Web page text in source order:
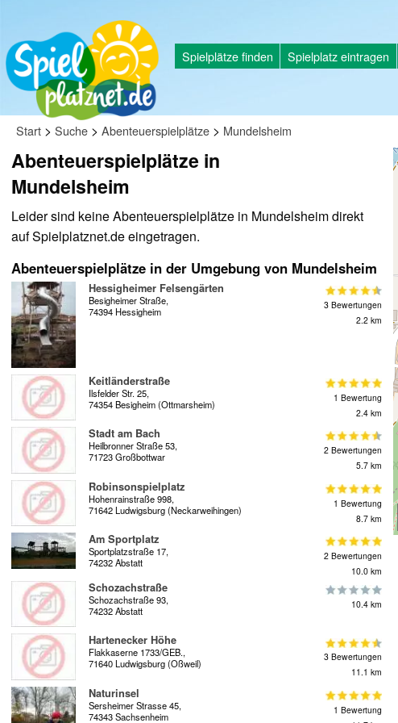
Spielplätze finden Spielplatz eintragen
Start > Suche > Abenteuerspielplätze > Mundelsheim
Abenteuerspielplätze in
Mundelsheim
Leider sind keine Abenteuerspielplätze in Mundelsheim direkt
auf Spielplatznet.de eingetragen.
Abenteuerspielplätze in der Umgebung von Mundelsheim
Hessigheimer Felsengärten
Besigheimer Straße,
74394 Hessigheim
3 Bewertungen
2.2 km
Keitländerstraße
Ilsfelder Str. 25,
74354 Besigheim (Ottmarsheim)
1 Bewertung
2.4 km
Stadt am Bach
Heilbronner Straße 53,
71723 Großbottwar
2 Bewertungen
5.7 km
Robinsonspielplatz
Hohenrainstraße 998,
71642 Ludwigsburg (Neckarweihingen)
1 Bewertung
8.7 km
Am Sportplatz
Sportplatzstraße 17,
74232 Abstatt
2 Bewertungen
10.0 km
Schozachstraße
Schozachstraße 93,
74232 Abstatt
10.4 km
Hartenecker Höhe
Flakkaserne 1733/GEB.,
71640 Ludwigsburg (Oßweil)
3 Bewertungen
11.1 km
Naturinsel
Sersheimer Strasse 45,
74343 Sachsenheim
1 Bewertung